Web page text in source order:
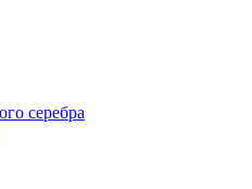
серебра